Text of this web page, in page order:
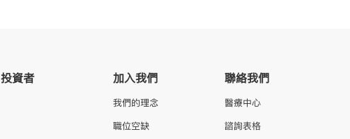
投資者 加入我們
我們的理念
職位空缺
聯絡我們
醫療中心
諮詢表格